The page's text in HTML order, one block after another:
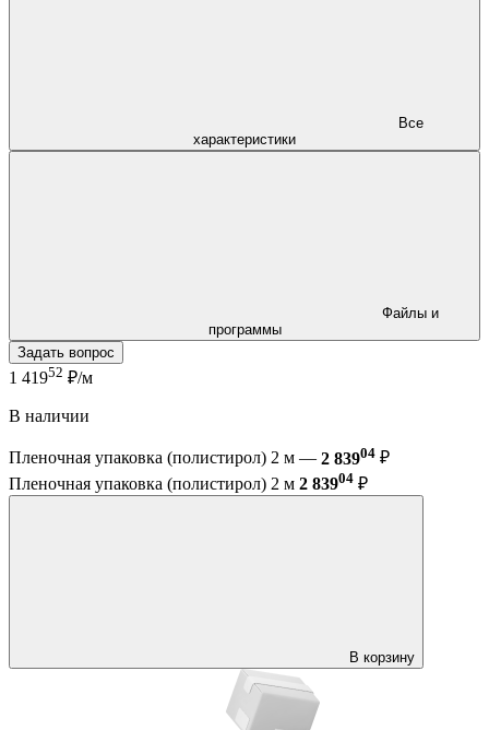
характеристики
программы
Задать вопрос
1 41952 ₽/м
В наличии
Пленочная упаковка (полистирол) 2 м — 2 83904 ₽
Пленочная упаковка (полистирол) 2 м 2 83904 ₽
В корзину